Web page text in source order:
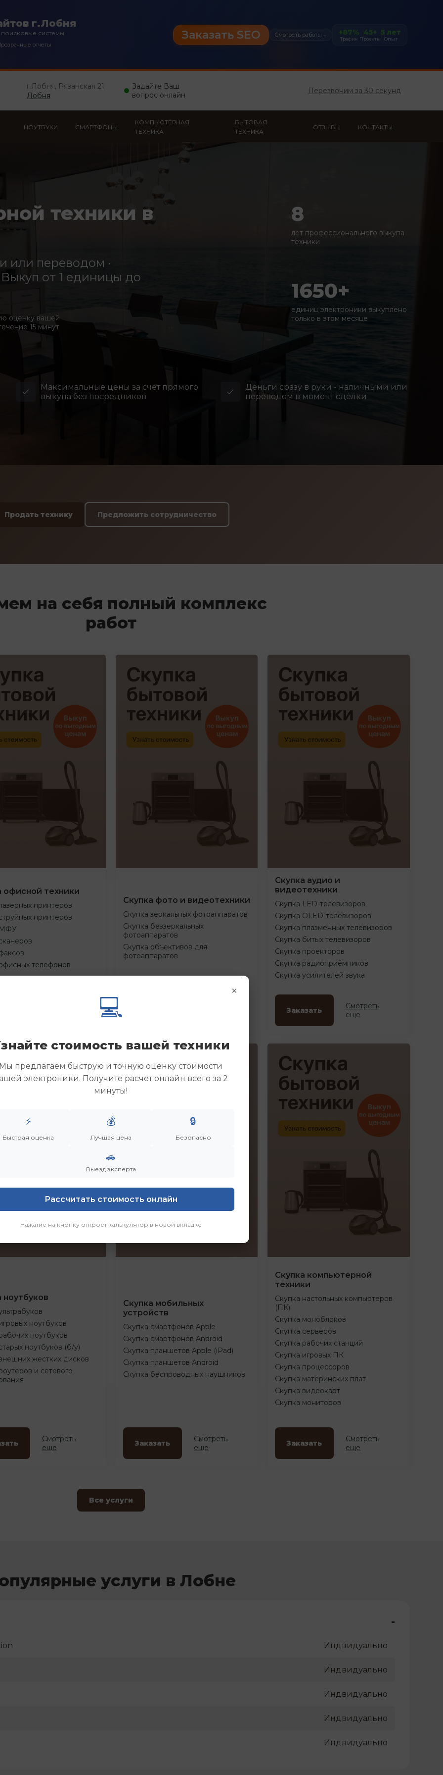
г.Лобня
системы
отчеты
Заказать SEO Смотреть работы → +87%
Трафик
45+
Проекты
5 лет
Опыт
г.Лобня, Рязанская 21
Лобня
Задайте Ваш
вопрос онлайн
Перезвоним за 30 секунд
НОУТБУКИ СМАРТФОНЫ
КОМПЬЮТЕРНАЯ
ТЕХНИКА
БЫТОВАЯ
ТЕХНИКА
ОТЗЫВЫ КОНТАКТЫ
техники в
или переводом ·
от 1 единицы до
оценку вашей
15 минут
8
лет профессионального выкупа
техники
1650+
единиц электроники выкуплено
только в этом месяце
Максимальные цены за счет прямого
выкупа без посредников
Деньги сразу в руки - наличными или
переводом в момент сделки
Продать технику Предложить сотрудничество
на себя полный комплекс
работ
офисной техники
принтеров
принтеров
МФУ
телефонов
Скупка фото и видеотехники
Скупка зеркальных фотоаппаратов
Скупка беззеркальных
фотоаппаратов
Скупка объективов для
фотоаппаратов
Скупка аудио и
видеотехники
Скупка LED-телевизоров
Скупка OLED-телевизоров
Скупка плазменных телевизоров
Скупка битых телевизоров
Скупка проекторов
Скупка радиоприёмников
Скупка усилителей звука
Заказать
Смотреть
еще
ноутбуков
ноутбуков
ноутбуков
ноутбуков (б/у)
жестких дисков
и сетевого
Смотреть
еще
Скупка мобильных
устройств
Скупка смартфонов Apple
Скупка смартфонов Android
Скупка планшетов Apple (iPad)
Скупка планшетов Android
Скупка беспроводных наушников
Заказать
Смотреть
еще
Скупка компьютерной
техники
Скупка настольных компьютеров
(ПК)
Скупка моноблоков
Скупка серверов
Скупка рабочих станций
Скупка игровых ПК
Скупка процессоров
Скупка материнских плат
Скупка видеокарт
Скупка мониторов
Заказать
Смотреть
еще
Все услуги
услуги в Лобне
-
Индвидуально
Индвидуально
Индвидуально
Индвидуально
Индвидуально
×
💻
стоимость вашей техники
предлагаем быструю и точную оценку стоимости
электроники. Получите расчет онлайн всего за 2
минуты!
⚡
Быстрая оценка
💰
Лучшая цена
🔒
Безопасно
🚗
Выезд эксперта
Рассчитать стоимость онлайн
Нажатие на кнопку откроет калькулятор в новой вкладке